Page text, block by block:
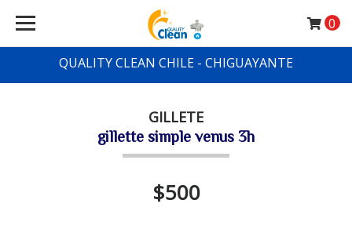
QUALITY CLEAN CHILE - CHIGUAYANTE
0
GILLETE
gillette simple venus 3h
$500